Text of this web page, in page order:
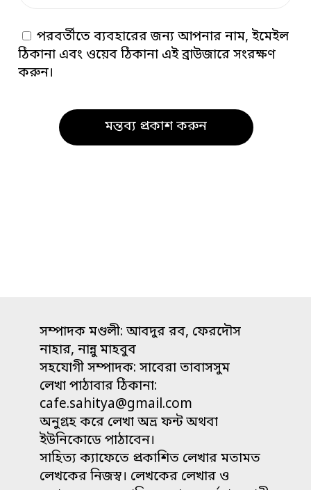
পরবর্তীতে ব্যবহারের জন্য আপনার নাম, ইমেইল
ঠিকানা এবং ওয়েব ঠিকানা এই ব্রাউজারে সংরক্ষণ
করুন।
সম্পাদক মণ্ডলী: আবদুর রব, ফেরদৌস
নাহার, নান্নু মাহবুব
সহযোগী সম্পাদক: সাবেরা তাবাসসুম
লেখা পাঠাবার ঠিকানা:
cafe.sahitya@gmail.com
অনুগ্রহ করে লেখা অভ্র ফন্ট অথবা
ইউনিকোডে পাঠাবেন।
সাহিত্য ক্যাফেতে প্রকাশিত লেখার মতামত
লেখকের নিজস্ব। লেখকের লেখার ও